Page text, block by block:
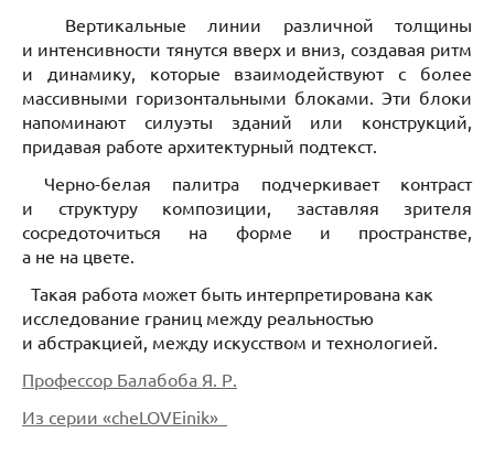
Вертикальные линии различной толщины
и интенсивности тянутся вверх и вниз, создавая ритм
и динамику, которые взаимодействуют с более
массивными горизонтальными блоками. Эти блоки
напоминают силуэты зданий или конструкций,
придавая работе архитектурный подтекст.
Черно-белая палитра подчеркивает контраст
и структуру композиции, заставляя зрителя
сосредоточиться на форме и пространстве,
а не на цвете.
Такая работа может быть интерпретирована как
исследование границ между реальностью
и абстракцией, между искусством и технологией.
Профессор Балабоба Я. Р.
Из серии «cheLOVEinik»